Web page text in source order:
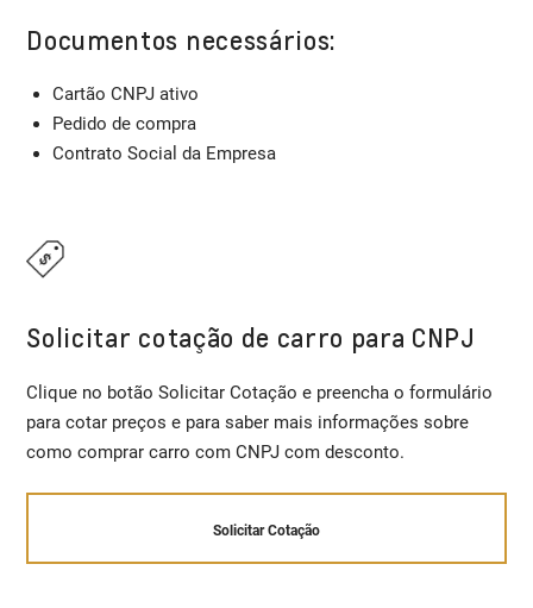
Documentos necessários:
Cartão CNPJ ativo
Pedido de compra
Contrato Social da Empresa
Solicitar cotação de carro para CNPJ
Clique no botão Solicitar Cotação e preencha o formulário
para cotar preços e para saber mais informações sobre
como comprar carro com CNPJ com desconto.
Solicitar Cotação